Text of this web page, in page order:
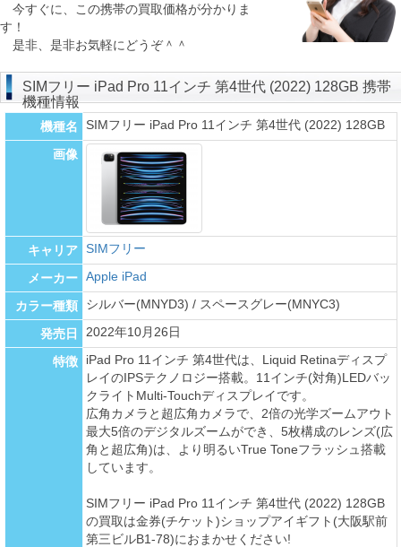
今すぐに、この携帯の買取価格が分かりま
す！
是非、是非お気軽にどうぞ＾＾
SIMフリー iPad Pro 11インチ 第4世代 (2022) 128GB 携帯
機種情報
機種名 SIMフリー iPad Pro 11インチ 第4世代 (2022) 128GB
画像
キャリア SIMフリー
メーカー Apple iPad
カラー種類 シルバー(MNYD3) / スペースグレー(MNYC3)
発売日 2022年10月26日
特徴
iPad Pro 11インチ 第4世代は、Liquid Retinaディスプ
レイのIPSテクノロジー搭載。11インチ(対角)LEDバッ
クライトMulti-Touchディスプレイです。
広角カメラと超広角カメラで、2倍の光学ズームアウト
最大5倍のデジタルズームができ、5枚構成のレンズ(広
角と超広角)は、より明るいTrue Toneフラッシュ搭載
しています。
SIMフリー iPad Pro 11インチ 第4世代 (2022) 128GB
の買取は金券(チケット)ショップアイギフト(大阪駅前
第三ビルB1-78)におまかせください!